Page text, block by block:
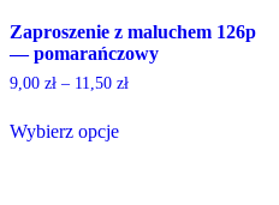
be
chosen
on
the
page
Zaproszenie z maluchem 126p
— pomarańczowy
9,00 zł – 11,50 zł
Wybierz opcje